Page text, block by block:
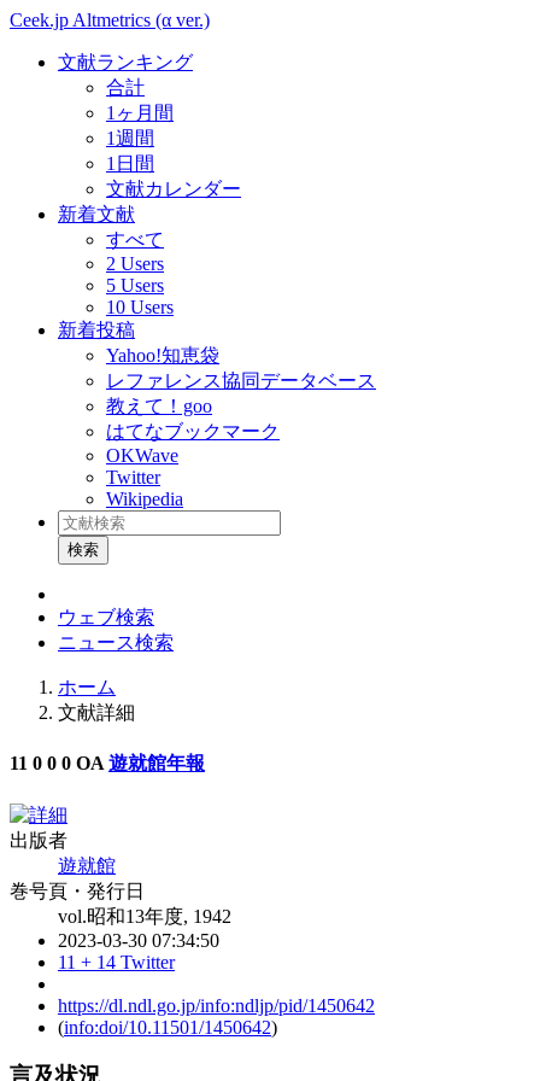
Ceek.jp Altmetrics (α ver.)
文献ランキング
合計
1ヶ月間
1週間
1日間
文献カレンダー
新着文献
すべて
2 Users
5 Users
10 Users
新着投稿
Yahoo!知恵袋
レファレンス協同データベース
教えて！goo
はてなブックマーク
OKWave
Twitter
Wikipedia
検索
ウェブ検索
ニュース検索
ホーム
文献詳細
11 0 0 0 OA 遊就館年報
出版者
遊就館
巻号頁・発行日
vol.昭和13年度, 1942
2023-03-30 07:34:50
11 + 14 Twitter
https://dl.ndl.go.jp/info:ndljp/pid/1450642
(info:doi/10.11501/1450642)
言及状況